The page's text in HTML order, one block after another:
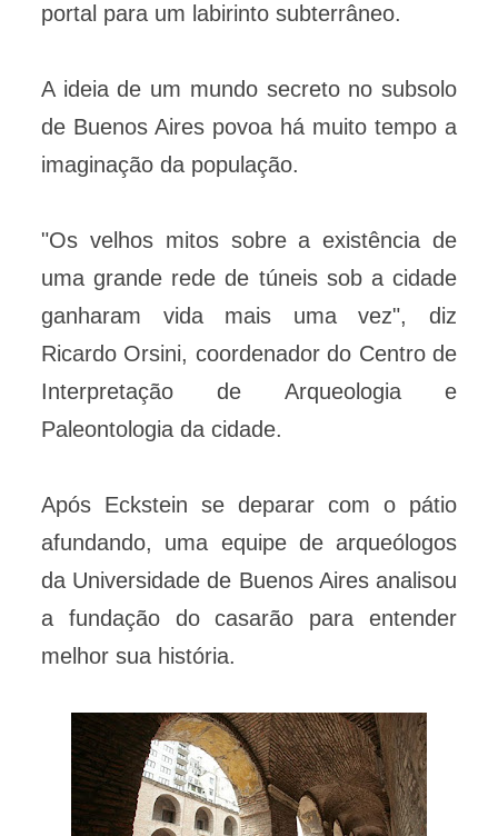
portal para um labirinto subterrâneo.
A ideia de um mundo secreto no subsolo
de Buenos Aires povoa há muito tempo a
imaginação da população.
"Os velhos mitos sobre a existência de
uma grande rede de túneis sob a cidade
ganharam vida mais uma vez", diz
Ricardo Orsini, coordenador do Centro de
Interpretação de Arqueologia e
Paleontologia da cidade.
Após Eckstein se deparar com o pátio
afundando, uma equipe de arqueólogos
da Universidade de Buenos Aires analisou
a fundação do casarão para entender
melhor sua história.